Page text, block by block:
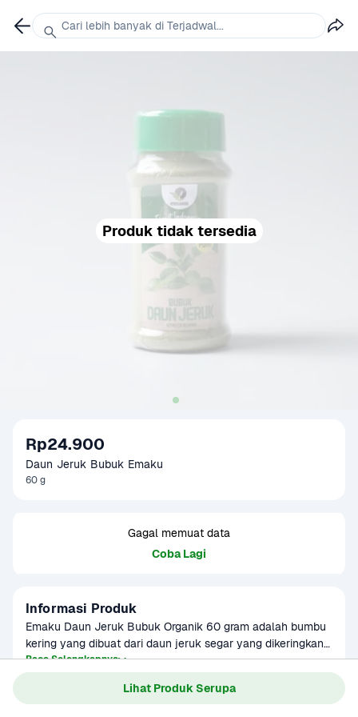
Lihat Produk Serupa
Produk tidak tersedia
Rp24.900
Daun Jeruk Bubuk Emaku
60 g
Gagal memuat data
Coba Lagi
Informasi Produk
Emaku Daun Jeruk Bubuk Organik 60 gram adalah bumbu
kering yang dibuat dari daun jeruk segar yang dikeringkan
dan dihaluskan secara alami. Memberikan aroma segar dan
rasa citrus pada berbagai masakan khas Indonesia seperti
rendang, sambal, dan gulai. Tanpa pewarna atau bahan
Baca Selengkapnya
Kategori
Bumbu & Saus
3-8 bulan
Cari lebih banyak di Terjadwal...